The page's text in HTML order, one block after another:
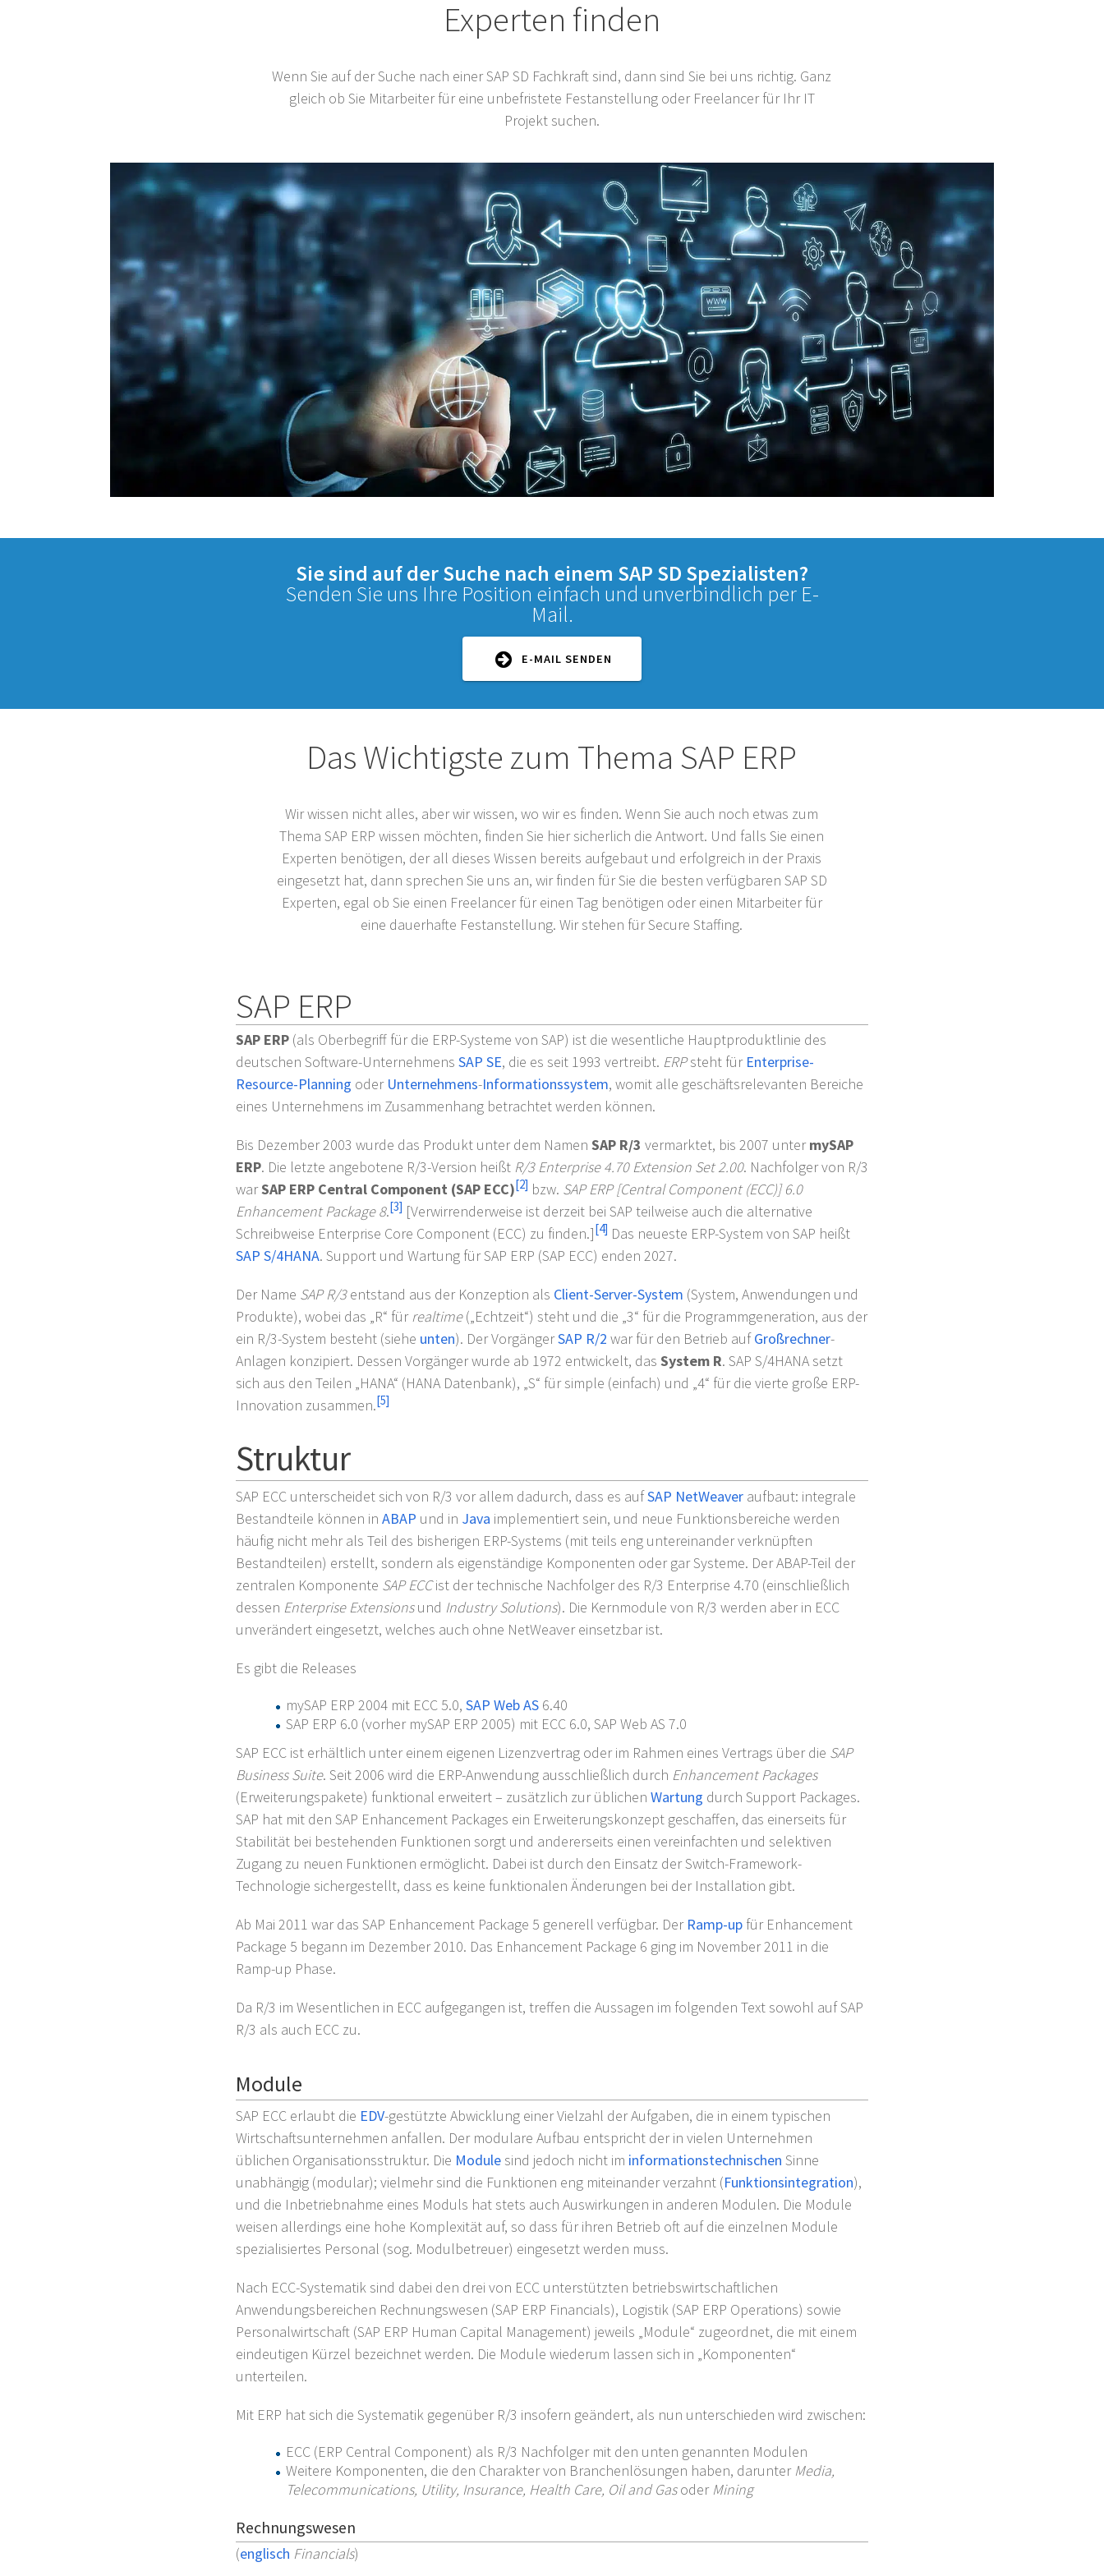
Experten finden
Wenn Sie auf der Suche nach einer SAP SD Fachkraft sind, dann sind Sie bei uns richtig. Ganz
gleich ob Sie Mitarbeiter für eine unbefristete Festanstellung oder Freelancer für Ihr IT
Projekt suchen.
Sie sind auf der Suche nach einem SAP SD Spezialisten?
Senden Sie uns Ihre Position einfach und unverbindlich per E-
Mail.
E-MAIL SENDEN
Das Wichtigste zum Thema SAP ERP
Wir wissen nicht alles, aber wir wissen, wo wir es finden. Wenn Sie auch noch etwas zum
Thema SAP ERP wissen möchten, finden Sie hier sicherlich die Antwort. Und falls Sie einen
Experten benötigen, der all dieses Wissen bereits aufgebaut und erfolgreich in der Praxis
eingesetzt hat, dann sprechen Sie uns an, wir finden für Sie die besten verfügbaren SAP SD
Experten, egal ob Sie einen Freelancer für einen Tag benötigen oder einen Mitarbeiter für
eine dauerhafte Festanstellung. Wir stehen für Secure Staffing.
SAP ERP
SAP ERP(als Oberbegriff für die ERP-Systeme von SAP) ist die wesentliche Hauptproduktlinie des
deutschen Software-Unternehmens SAP SE, die es seit 1993 vertreibt. ERPsteht für Enterprise-
Resource-Planning oder Unternehmens-Informationssystem, womit alle geschäftsrelevanten Bereiche
eines Unternehmens im Zusammenhang betrachtet werden können.
Bis Dezember 2003 wurde das Produkt unter dem Namen SAP R/3 vermarktet, bis 2007 untermySAP
ERP. Die letzte angebotene R/3-Version heißt R/3 Enterprise 4.70 Extension Set 2.00. Nachfolger von R/3
warSAP ERP Central Component (SAP ECC)[2] bzw. SAP ERP [Central Component (ECC)] 6.0
Enhancement Package 8.[3] [Verwirrenderweise ist derzeit bei SAP teilweise auch die alternative
Schreibweise Enterprise Core Component (ECC) zu finden.][4] Das neueste ERP-System von SAP heißt
SAP S/4HANA. Support und Wartung für SAP ERP (SAP ECC) enden 2027.
Der Name SAP R/3entstand aus der Konzeption als Client-Server-System (System, Anwendungen und
Produkte), wobei das „R“ fürrealtime(„Echtzeit“) steht und die „3“ für die Programmgeneration, aus der
ein R/3-System besteht (siehe unten). Der VorgängerSAP R/2 war für den Betrieb aufGroßrechner-
Anlagen konzipiert. Dessen Vorgänger wurde ab 1972 entwickelt, das System R. SAP S/4HANA setzt
sich aus den Teilen „HANA“ (HANA Datenbank), „S“ für simple (einfach) und „4“ für die vierte große ERP-
Innovation zusammen.[5]
Struktur
SAP ECC unterscheidet sich von R/3 vor allem dadurch, dass es aufSAP NetWeaveraufbaut: integrale
Bestandteile können in ABAP und in Java implementiert sein, und neue Funktionsbereiche werden
häufig nicht mehr als Teil des bisherigen ERP-Systems (mit teils eng untereinander verknüpften
Bestandteilen) erstellt, sondern als eigenständige Komponenten oder gar Systeme. Der ABAP-Teil der
zentralen Komponente SAP ECCist der technische Nachfolger des R/3 Enterprise 4.70 (einschließlich
dessen Enterprise Extensionsund Industry Solutions). Die Kernmodule von R/3 werden aber in ECC
unverändert eingesetzt, welches auch ohne NetWeaver einsetzbar ist.
Es gibt die Releases
mySAP ERP 2004 mit ECC 5.0,SAP Web AS 6.40
SAP ERP 6.0 (vorher mySAP ERP 2005) mit ECC 6.0, SAP Web AS 7.0
SAP ECC ist erhältlich unter einem eigenen Lizenzvertrag oder im Rahmen eines Vertrags über die SAP
Business Suite. Seit 2006 wird die ERP-Anwendung ausschließlich durch Enhancement Packages
(Erweiterungspakete) funktional erweitert– zusätzlich zur üblichen Wartung durch Support Packages.
SAP hat mit den SAP Enhancement Packages ein Erweiterungskonzept geschaffen, das einerseits für
Stabilität bei bestehenden Funktionen sorgt und andererseits einen vereinfachten und selektiven
Zugang zu neuen Funktionen ermöglicht. Dabei ist durch den Einsatz der Switch-Framework-
Technologie sichergestellt, dass es keine funktionalen Änderungen bei der Installation gibt.
Ab Mai 2011 war das SAP Enhancement Package 5 generell verfügbar. Der Ramp-upfür Enhancement
Package 5 begann im Dezember 2010. Das Enhancement Package 6 ging im November 2011 in die
Ramp-up Phase.
Da R/3 im Wesentlichen in ECC aufgegangen ist, treffen die Aussagen im folgenden Text sowohl auf SAP
R/3 als auch ECC zu.
Module
SAP ECC erlaubt die EDV-gestützte Abwicklung einer Vielzahl der Aufgaben, die in einem typischen
Wirtschaftsunternehmen anfallen. Der modulare Aufbau entspricht der in vielen Unternehmen
üblichen Organisationsstruktur. Die Modulesind jedoch nicht im informationstechnischen Sinne
unabhängig (modular); vielmehr sind die Funktionen eng miteinander verzahnt (Funktionsintegration),
und die Inbetriebnahme eines Moduls hat stets auch Auswirkungen in anderen Modulen. Die Module
weisen allerdings eine hohe Komplexität auf, so dass für ihren Betrieb oft auf die einzelnen Module
spezialisiertes Personal (sog. Modulbetreuer) eingesetzt werden muss.
Nach ECC-Systematik sind dabei den drei von ECC unterstützten betriebswirtschaftlichen
Anwendungsbereichen Rechnungswesen (SAP ERP Financials), Logistik (SAP ERP Operations) sowie
Personalwirtschaft (SAP ERP Human Capital Management) jeweils „Module“ zugeordnet, die mit einem
eindeutigen Kürzel bezeichnet werden. Die Module wiederum lassen sich in „Komponenten“
unterteilen.
Mit ERP hat sich die Systematik gegenüber R/3 insofern geändert, als nun unterschieden wird zwischen:
ECC (ERP Central Component) als R/3 Nachfolger mit den unten genannten Modulen
Weitere Komponenten, die den Charakter von Branchenlösungen haben, darunter Media,
Telecommunications, Utility, Insurance, Health Care, Oil and Gasoder Mining
Rechnungswesen
(englisch Financials)